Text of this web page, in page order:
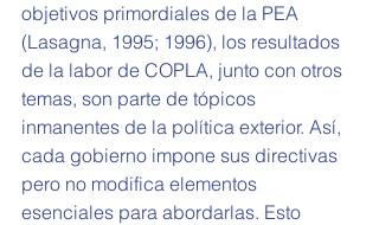
objetivos primordiales de la PEA
(Lasagna, 1995; 1996), los resultados
de la labor de COPLA, junto con otros
temas, son parte de tópicos
inmanentes de la política exterior. Así,
cada gobierno impone sus directivas
pero no modifica elementos
esenciales para abordarlas. Esto